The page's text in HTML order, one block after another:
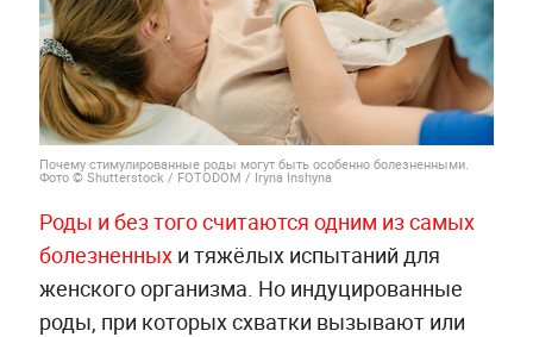
Почему стимулированные роды могут быть особенно болезненными.
Фото © Shutterstock / FOTODOM / Iryna Inshyna
Роды и без того считаются одним из самых
болезненныхи тяжёлых испытаний для
женского организма. Но индуцированные
роды, при которых схватки вызывают или